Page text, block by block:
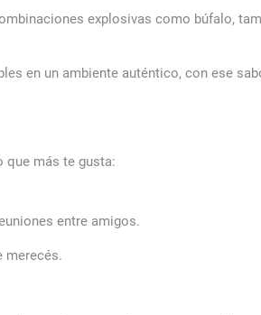
explosivas como búfalo,
en un ambiente auténtico, con ese
que más te gusta:
entre amigos.
merecés.